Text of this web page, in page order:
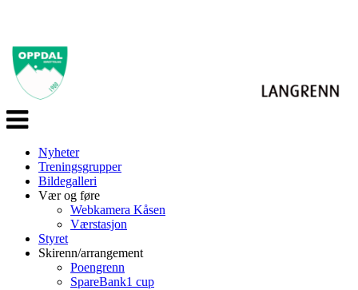
Veksle
navigasjon
Nyheter
Treningsgrupper
Bildegalleri
Vær og føre
Webkamera Kåsen
Værstasjon
Styret
Skirenn/arrangement
Poengrenn
SpareBank1 cup